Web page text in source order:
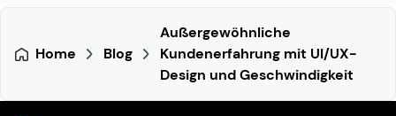
Home Blog
Außergewöhnliche
Kundenerfahrung mit UI/UX-
Design und Geschwindigkeit